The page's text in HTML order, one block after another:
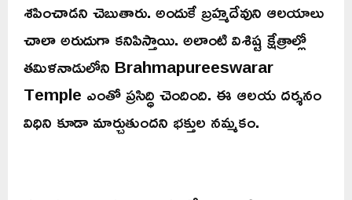
శపించాడని చెబుతారు. అందుకే బ్రహ్మదేవుని ఆలయాలు
చాలా అరుదుగా కనిపిస్తాయి. అలాంటి విశిష్ట క్షేత్రాల్లో
తమిళనాడులోని Brahmapureeswarar
Temple ఎంతో ప్రసిద్ధి చెందింది. ఈ ఆలయ దర్శనం
విధిని కూడా మార్చుతుందని భక్తుల నమ్మకం.